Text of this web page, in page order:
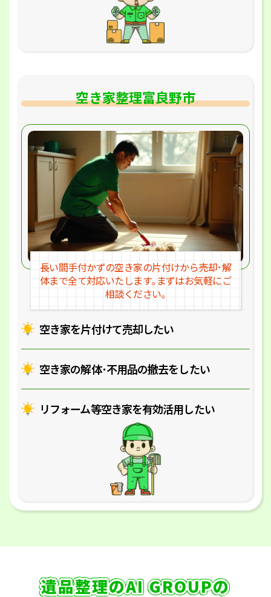
空き家整理富良野市
空き家を片付けて売却したい
空き家の解体･不用品の撤去をしたい
リフォーム等空き家を有効活用したい
長い間手付かずの空き家の片付けから売却･解
体まで全て対応いたします｡ まずはお気軽にご
相談ください｡
遺品整理のAI GROUPの